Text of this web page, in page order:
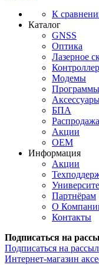
К
Каталог
GNSS
Оптика
Лазерное
Модемы
Программы
БПА
Распродажа
Акции
OEM
Информация
Акции
Партнёрам
О
Контакты
Подписаться на
Подписаться на
Интернет-магазин